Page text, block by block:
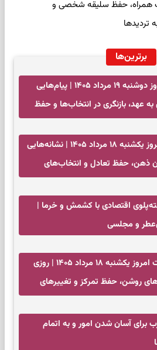
همراه، حفظ سلیقه شخصی و
تردیدها
برترین‌ها
فال انبیا امروز دوشنبه ۱۹ مرداد ۱۴۰۵ | پیام‌هایی
به عهد، بازنگری در انتخاب‌ها و حفظ
فال شمع امروز یکشنبه ۱۸ مرداد ۱۴۰۵ | نشانه‌هایی
ذهن، حفظ تعادل و انتخاب‌های
اقتصادی با کشمش و خرما |
و مجلسی
فال سرنوشت امروز یکشنبه ۱۸ مرداد ۱۴۰۵ | روزی
روشن، حفظ تمرکز و تغییرهای
برای آسان شدن امور و به اتمام